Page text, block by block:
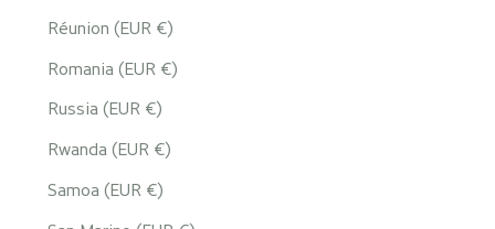
Réunion (EUR €)
Romania (EUR €)
Russia (EUR €)
Rwanda (EUR €)
Samoa (EUR €)